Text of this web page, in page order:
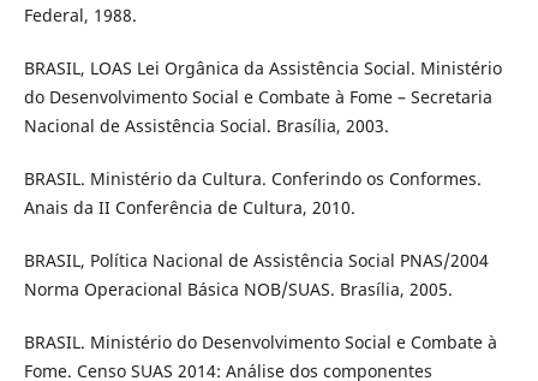
Federal, 1988.
BRASIL, LOAS Lei Orgânica da Assistência Social. Ministério
do Desenvolvimento Social e Combate à Fome – Secretaria
Nacional de Assistência Social. Brasília, 2003.
BRASIL. Ministério da Cultura. Conferindo os Conformes.
Anais da II Conferência de Cultura, 2010.
BRASIL, Política Nacional de Assistência Social PNAS/2004
Norma Operacional Básica NOB/SUAS. Brasília, 2005.
BRASIL. Ministério do Desenvolvimento Social e Combate à
Fome. Censo SUAS 2014: Análise dos componentes